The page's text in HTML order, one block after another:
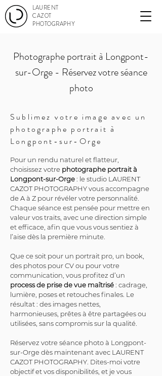
LAURENT
CAZOT
PHOTOGRAPHY
Photographe portrait à Longpont-
sur-Orge - Réservez votre séance
photo
Sublimez votre image avec un
photographe portrait à
Longpont-sur-Orge
Pour un rendu naturel et flatteur,
choisissez votre photographe portrait à
Longpont-sur-Orge : le studio LAURENT
CAZOT PHOTOGRAPHY vous accompagne
de A à Z pour révéler votre personnalité.
Chaque séance est pensée pour mettre en
valeur vos traits, avec une direction simple
et efficace, afin que vous vous sentiez à
l’aise dès la première minute.
Que ce soit pour un portrait pro, un book,
des photos pour CV ou pour votre
communication, vous profitez d’un
process de prise de vue maîtrisé : cadrage,
lumière, poses et retouches finales. Le
résultat : des images nettes,
harmonieuses, prêtes à être partagées ou
utilisées, sans compromis sur la qualité.
Réservez votre séance photo à Longpont-
sur-Orge dès maintenant avec LAURENT
CAZOT PHOTOGRAPHY. Dites-moi votre
objectif et vos disponibilités, et je vous